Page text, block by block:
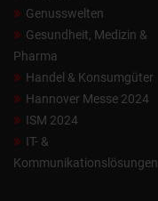
Genusswelten
Gesundheit, Medizin &
Pharma
Handel & Konsumgüter
Hannover Messe 2024
ISM 2024
IT- &
Kommunikationslösungen